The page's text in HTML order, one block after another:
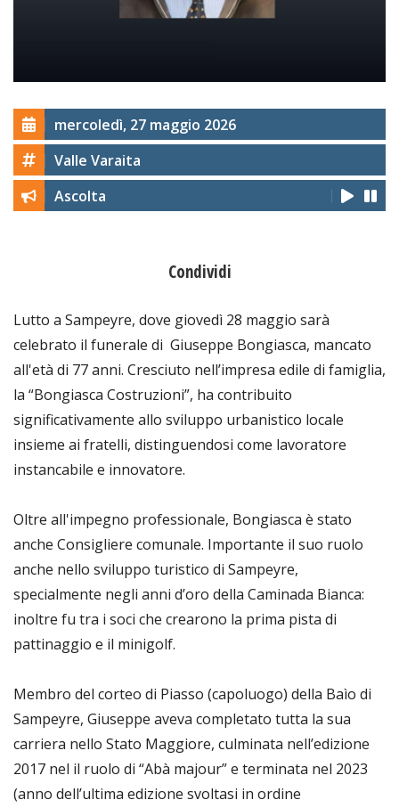
mercoledì, 27 maggio 2026
Valle Varaita
Ascolta
Condividi
Lutto a Sampeyre, dove giovedì 28 maggio sarà
celebrato il funerale di Giuseppe Bongiasca, mancato
all'età di 77 anni. Cresciuto nell’impresa edile di famiglia,
la “Bongiasca Costruzioni”, ha contribuito
significativamente allo sviluppo urbanistico locale
insieme ai fratelli, distinguendosi come lavoratore
instancabile e innovatore.
Oltre all'impegno professionale, Bongiasca è stato
anche Consigliere comunale. Importante il suo ruolo
anche nello sviluppo turistico di Sampeyre,
specialmente negli anni d’oro della Caminada Bianca:
inoltre fu tra i soci che crearono la prima pista di
pattinaggio e il minigolf.
Membro del corteo di Piasso (capoluogo) della Baìo di
Sampeyre, Giuseppe aveva completato tutta la sua
carriera nello Stato Maggiore, culminata nell’edizione
2017 nel il ruolo di “Abà majour” e terminata nel 2023
(anno dell’ultima edizione svoltasi in ordine